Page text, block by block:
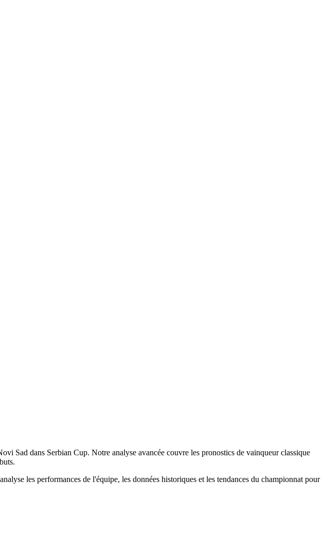
Sad dans Serbian Cup. Notre analyse avancée couvre les pronostics de vainqueur classique
les performances de l'équipe, les données historiques et les tendances du championnat pour